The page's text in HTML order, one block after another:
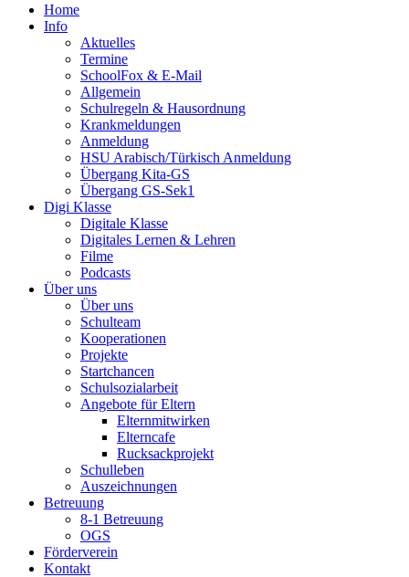
Home
Info
Aktuelles
Termine
SchoolFox & E-Mail
Allgemein
Schulregeln & Hausordnung
Krankmeldungen
Anmeldung
HSU Arabisch/Türkisch Anmeldung
Übergang Kita-GS
Übergang GS-Sek1
Digi Klasse
Digitale Klasse
Digitales Lernen & Lehren
Filme
Podcasts
Über uns
Über uns
Schulteam
Kooperationen
Projekte
Startchancen
Schulsozialarbeit
Angebote für Eltern
Elternmitwirken
Elterncafe
Rucksackprojekt
Schulleben
Auszeichnungen
Betreuung
8-1 Betreuung
OGS
Förderverein
Kontakt